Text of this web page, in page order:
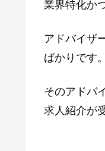
業界特化か
アドバイザ
ばかり です。
そのアドバ
求人紹介が